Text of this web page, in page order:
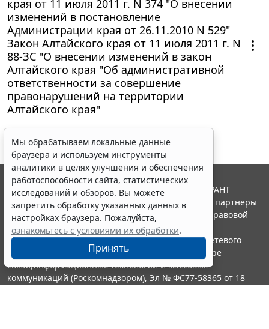
края от 11 июля 2011 г. N 374 "О внесении
изменений в постановление
Администрации края от 26.11.2010 N 529"
Закон Алтайского края от 11 июля 2011 г. N
88-ЗС "О внесении изменений в закон
Алтайского края "Об административной
ответственности за совершение
правонарушений на территории
Алтайского края"
Мы обрабатываем локальные данные
браузера и используем инструменты
аналитики в целях улучшения и обеспечения
работоспособности сайта, статистических
исследований и обзоров. Вы можете
запретить обработку указанных данных в
настройках браузера. Пожалуйста,
ознакомьтесь с условиями их обработки.
Принять
© ООО "НПП "ГАРАНТ-СЕРВИС", 2026. Система ГАРАНТ
выпускается с 1990 года. Компания "Гарант" и ее партнеры
являются участниками Российской ассоциации правовой
информации ГАРАНТ.
Портал ГАРАНТ.РУ зарегистрирован в качестве сетевого
издания Федеральной службой по надзору в сфере
связи,информационных технологий и массовых
коммуникаций (Роскомнадзором), Эл № ФС77-58365 от 18